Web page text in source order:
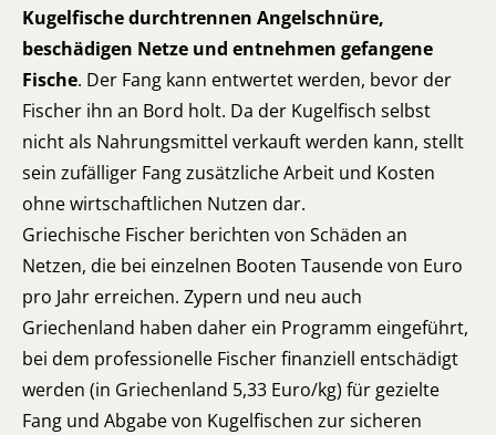
Kugelfische durchtrennen Angelschnüre,
beschädigen Netze und entnehmen gefangene
Fische. Der Fang kann entwertet werden, bevor der
Fischer ihn an Bord holt. Da der Kugelfisch selbst
nicht als Nahrungsmittel verkauft werden kann, stellt
sein zufälliger Fang zusätzliche Arbeit und Kosten
ohne wirtschaftlichen Nutzen dar.
Griechische Fischer berichten von Schäden an
Netzen, die bei einzelnen Booten Tausende von Euro
pro Jahr erreichen. Zypern und neu auch
Griechenland haben daher ein Programm eingeführt,
bei dem professionelle Fischer finanziell entschädigt
werden (in Griechenland 5,33 Euro/kg) für gezielte
Fang und Abgabe von Kugelfischen zur sicheren